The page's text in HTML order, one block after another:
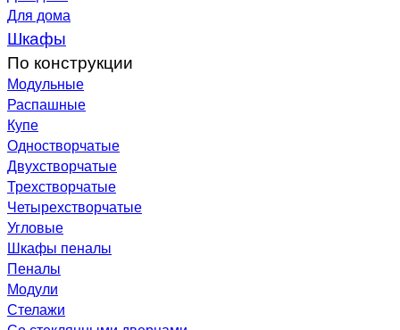
Для дома
Шкафы
По конструкции
Модульные
Распашные
Купе
Одностворчатые
Двухстворчатые
Трехстворчатые
Четырехстворчатые
Угловые
Шкафы пеналы
Пеналы
Модули
Стелажи